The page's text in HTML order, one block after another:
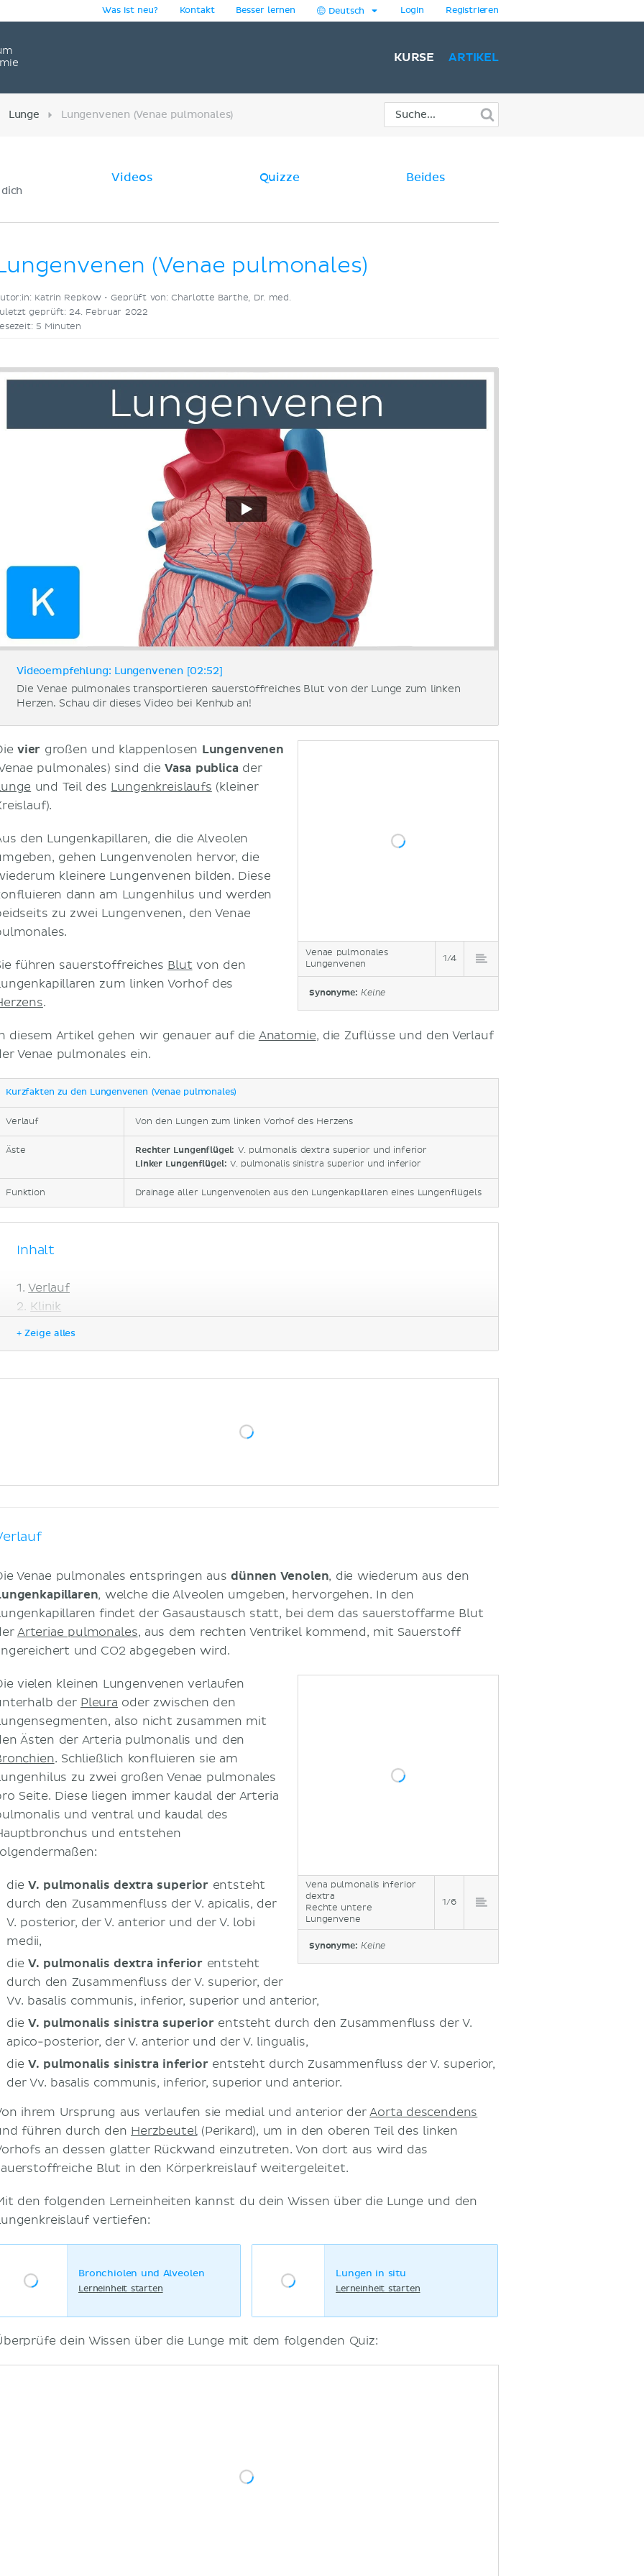
Was ist neu? Kontakt Besser lernen Deutsch Login Registrieren
KURSE ARTIKEL
Lunge Lungenvenen (Venae pulmonales)
Videos Quizze Beides
(Venae pulmonales)
Katrin Repkow •Geprüft von: Charlotte Barthe, Dr. med.
geprüft: 24. Februar 2022
5 Minuten
Videoempfehlung: Lungenvenen [02:52]
Die Venae pulmonales transportieren sauerstoffreiches Blut von der Lunge zum linken
Herzen. Schau dir dieses Video bei Kenhub an!
Venae pulmonales
Lungenvenen
1/4
Synonyme: Keine
vier großen und klappenlosen Lungenvenen
pulmonales) sind die Vasa publica der
und Teil des Lungenkreislaufs (kleiner
den Lungenkapillaren, die die Alveolen
gehen Lungenvenolen hervor, die
kleinere Lungenvenen bilden. Diese
dann am Lungenhilus und werden
zu zwei Lungenvenen, den Venae
führen sauerstoffreiches Blut von den
zum linken Vorhof des
.
diesem Artikel gehen wir genauer auf die Anatomie, die Zuflüsse und den Verlauf
Venae pulmonales ein.
Kurzfakten zu den Lungenvenen (Venae pulmonales)
Verlauf Von den Lungen zum linken Vorhof des Herzens
Äste Rechter Lungenflügel: V. pulmonalis dextra superior und inferior
Linker Lungenflügel: V. pulmonalis sinistra superior und inferior
Funktion Drainage aller Lungenvenolen aus den Lungenkapillaren eines Lungenflügels
Inhalt
Verlauf
Klinik
+ Zeige alles
Venae pulmonales entspringen ausdünnen Venolen, die wiederum aus den
, welche die Alveolen umgeben, hervorgehen. In den
findet der Gasaustausch statt, bei dem das sauerstoffarme Blut
Arteriae pulmonales, aus dem rechten Ventrikel kommend, mit Sauerstoff
und CO2 abgegeben wird.
Vena pulmonalis inferior
dextra
Rechte untere
Lungenvene
1/6
Synonyme: Keine
vielen kleinen Lungenvenen verlaufen
der Pleura oder zwischen den
also nicht zusammen mit
Ästen der Arteria pulmonalis und den
. Schließlich konfluieren sie am
zu zwei großen Venae pulmonales
Seite. Diese liegen immer kaudal der Arteria
und ventral und kaudal des
und entstehen
die V. pulmonalis dextra superior entsteht
durch den Zusammenfluss der V. apicalis, der
V. posterior, der V. anterior und der V. lobi
medii,
die V. pulmonalis dextra inferior entsteht
durch den Zusammenfluss der V. superior, der
Vv. basalis communis, inferior, superior und anterior,
die V. pulmonalis sinistra superiorentsteht durch den Zusammenfluss der V.
apico-posterior, der V. anterior und der V. lingualis,
die V. pulmonalis sinistra inferiorentsteht durch Zusammenfluss der V. superior,
der Vv. basalis communis, inferior, superior und anterior.
ihrem Ursprung aus verlaufen sie medial und anterior derAorta descendens
führen durch den Herzbeutel(Perikard), um in den oberen Teil des linken
an dessen glatter Rückwand einzutreten. Von dort aus wird das
Blut in den Körperkreislauf weitergeleitet.
den folgenden Lerneinheiten kannst du dein Wissen über die Lunge und den
vertiefen:
Bronchiolen und Alveolen
Lerneinheit starten
Lungen in situ
Lerneinheit starten
dein Wissen über die Lunge mit dem folgenden Quiz: